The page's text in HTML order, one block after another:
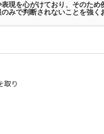
現を心がけており、そのた
みで判断されないことを強
取り